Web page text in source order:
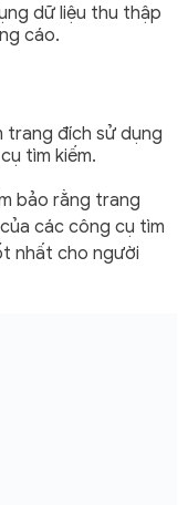
dữ liệu thu thập
cáo.
trang đích sử dụng
tìm kiếm.
bảo rằng trang
các công cụ tìm
nhất cho người